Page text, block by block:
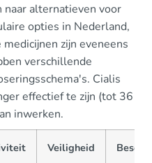
naar alternatieven voor
opties in Nederland,
zijn eveneens
verschillende
Cialis
effectief te zijn (tot 36
inwerken.
Veiligheid